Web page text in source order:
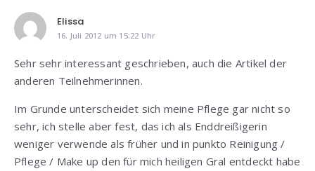
Elissa
16. Juli 2012 um 15:22 Uhr
Sehr sehr interessant geschrieben, auch die Artikel der
anderen Teilnehmerinnen.
Im Grunde unterscheidet sich meine Pflege gar nicht so
sehr, ich stelle aber fest, das ich als Enddreißigerin
weniger verwende als früher und in punkto Reinigung /
Pflege / Make up den für mich heiligen Gral entdeckt habe